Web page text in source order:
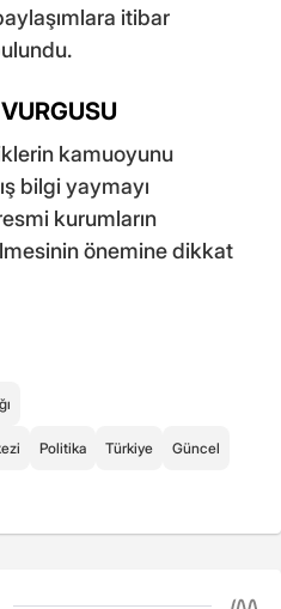
itibar
kamuoyunu
bilgi yaymayı
kurumların
önemine dikkat
Politika Türkiye Güncel